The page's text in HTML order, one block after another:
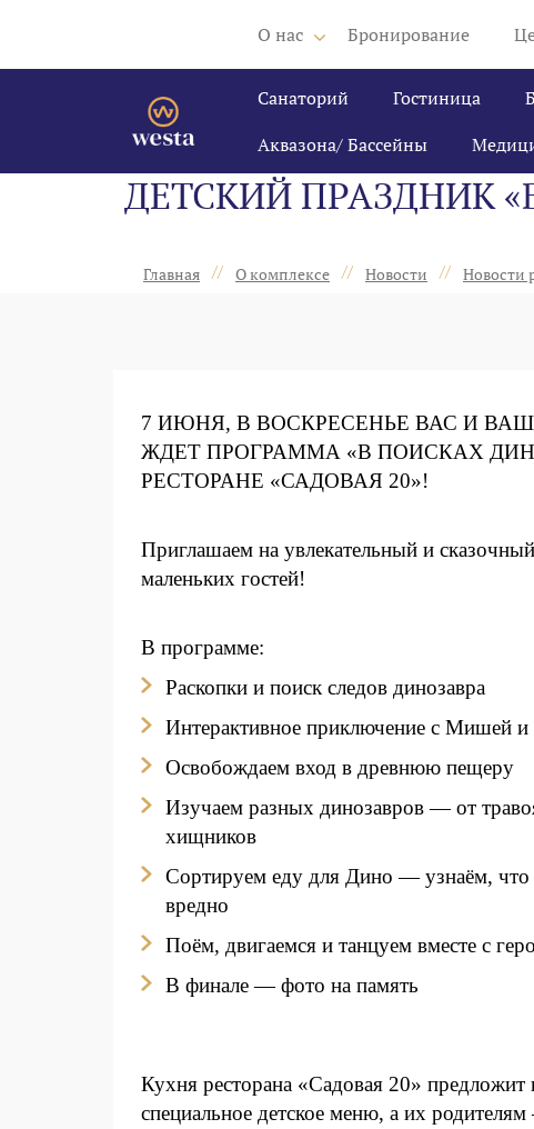
О нас Бронирование
Санаторий Гостиница
Аквазона/ Бассейны
ДЕТСКИЙ ПРАЗДНИК
Главная // О комплексе // Новости // Новости
7 ИЮНЯ, В ВОСКРЕСЕНЬЕ ВАС И
ЖДЕТ ПРОГРАММА «В ПОИСКАХ
РЕСТОРАНЕ «САДОВАЯ 20»!
Приглашаем на увлекательный и
маленьких гостей!
В программе:
Раскопки и поиск следов динозавра
Интерактивное приключение с Мишей и
Освобождаем вход в древнюю пещеру
Изучаем разных динозавров — от
хищников
Сортируем еду для Дино — узнаём, что
вредно
Поём, двигаемся и танцуем вместе с
В финале — фото на память
Кухня ресторана «Садовая 20»
специальное детское меню, а их